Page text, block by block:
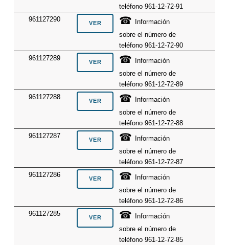
teléfono 961-12-72-91
961127290
☎
Información
sobre el número de
teléfono 961-12-72-90
961127289
☎
Información
sobre el número de
teléfono 961-12-72-89
961127288
☎
Información
sobre el número de
teléfono 961-12-72-88
961127287
☎
Información
sobre el número de
teléfono 961-12-72-87
961127286
☎
Información
sobre el número de
teléfono 961-12-72-86
961127285
☎
Información
sobre el número de
teléfono 961-12-72-85